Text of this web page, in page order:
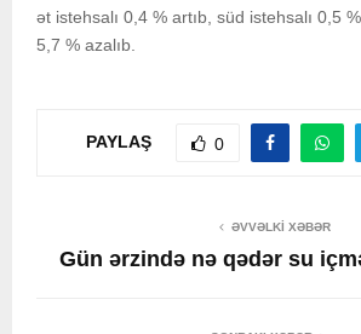
ət istehsalı 0,4 % artıb, süd istehsalı 0,5
5,7 % azalıb.
PAYLAŞ 0
ƏVVƏLKI XƏBƏR
Gün ərzində nə qədər su